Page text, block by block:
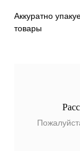
Аккуратно
товары